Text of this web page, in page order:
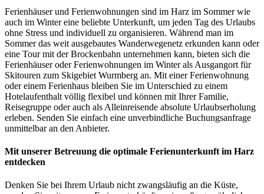
Ferienhäuser und Ferienwohnungen sind im Harz im Sommer wie
auch im Winter eine beliebte Unterkunft, um jeden Tag des Urlaubs
ohne Stress und individuell zu organisieren. Während man im
Sommer das weit ausgebautes Wanderwegenetz erkunden kann oder
eine Tour mit der Brockenbahn unternehmen kann, bieten sich die
Ferienhäuser oder Ferienwohnungen im Winter als Ausgangort für
Skitouren zum Skigebiet Wurmberg an. Mit einer Ferienwohnung
oder einem Ferienhaus bleiben Sie im Unterschied zu einem
Hotelaufenthalt völlig flexibel und können mit Ihrer Familie,
Reisegruppe oder auch als Alleinreisende absolute Urlaubserholung
erleben. Senden Sie einfach eine unverbindliche Buchungsanfrage
unmittelbar an den Anbieter.
Mit unserer Betreuung die optimale Ferienunterkunft im Harz
entdecken
Denken Sie bei Ihrem Urlaub nicht zwangsläufig an die Küste,